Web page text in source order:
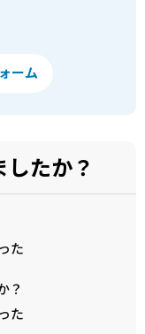
ーム
たか？
た
？
た